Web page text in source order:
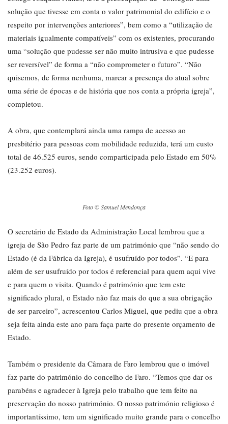
solução que tivesse em conta o valor patrimonial do edifício e o
respeito por intervenções anteriores”, bem como a “utilização de
materiais igualmente compatíveis” com os existentes, procurando
uma “solução que pudesse ser não muito intrusiva e que pudesse
ser reversível” de forma a “não comprometer o futuro”. “Não
quisemos, de forma nenhuma, marcar a presença do atual sobre
uma série de épocas e de história que nos conta a própria igreja”,
completou.
A obra, que contemplará ainda uma rampa de acesso ao
presbitério para pessoas com mobilidade reduzida, terá um custo
total de 46.525 euros, sendo comparticipada pelo Estado em 50%
(23.252 euros).
Foto © Samuel Mendonça
O secretário de Estado da Administração Local lembrou que a
igreja de São Pedro faz parte de um património que “não sendo do
Estado (é da Fábrica da Igreja), é usufruído por todos”. “E para
além de ser usufruído por todos é referencial para quem aqui vive
e para quem o visita. Quando é património que tem este
significado plural, o Estado não faz mais do que a sua obrigação
de ser parceiro”, acrescentou Carlos Miguel, que pediu que a obra
seja feita ainda este ano para faça parte do presente orçamento de
Estado.
Também o presidente da Câmara de Faro lembrou que o imóvel
faz parte do património do concelho de Faro. “Temos que dar os
parabéns e agradecer à Igreja pelo trabalho que tem feito na
preservação do nosso património. O nosso património religioso é
importantíssimo, tem um significado muito grande para o concelho